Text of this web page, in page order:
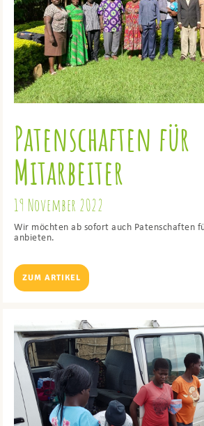
Patenschaften für
Mitarbeiter
19 November 2022
Wir möchten ab sofort auch Patenschaften
anbieten.
ZUM ARTIKEL